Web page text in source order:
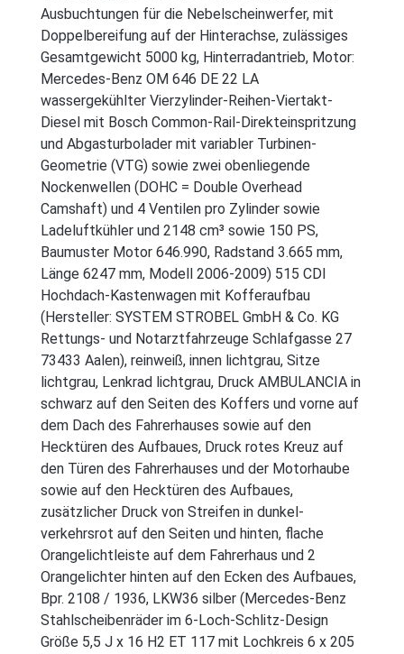
Ausbuchtungen für die Nebelscheinwerfer, mit
Doppelbereifung auf der Hinterachse, zulässiges
Gesamtgewicht 5000 kg, Hinterradantrieb, Motor:
Mercedes-Benz OM 646 DE 22 LA
wassergekühlter Vierzylinder-Reihen-Viertakt-
Diesel mit Bosch Common-Rail-Direkteinspritzung
und Abgasturbolader mit variabler Turbinen-
Geometrie (VTG) sowie zwei obenliegende
Nockenwellen (DOHC = Double Overhead
Camshaft) und 4 Ventilen pro Zylinder sowie
Ladeluftkühler und 2148 cm³ sowie 150 PS,
Baumuster Motor 646.990, Radstand 3.665 mm,
Länge 6247 mm, Modell 2006-2009) 515 CDI
Hochdach-Kastenwagen mit Kofferaufbau
(Hersteller: SYSTEM STROBEL GmbH & Co. KG
Rettungs- und Notarztfahrzeuge Schlafgasse 27
73433 Aalen), reinweiß, innen lichtgrau, Sitze
lichtgrau, Lenkrad lichtgrau, Druck AMBULANCIA in
schwarz auf den Seiten des Koffers und vorne auf
dem Dach des Fahrerhauses sowie auf den
Hecktüren des Aufbaues, Druck rotes Kreuz auf
den Türen des Fahrerhauses und der Motorhaube
sowie auf den Hecktüren des Aufbaues,
zusätzlicher Druck von Streifen in dunkel-
verkehrsrot auf den Seiten und hinten, flache
Orangelichtleiste auf dem Fahrerhaus und 2
Orangelichter hinten auf den Ecken des Aufbaues,
Bpr. 2108 / 1936, LKW36 silber (Mercedes-Benz
Stahlscheibenräder im 6-Loch-Schlitz-Design
Größe 5,5 J x 16 H2 ET 117 mit Lochkreis 6 x 205